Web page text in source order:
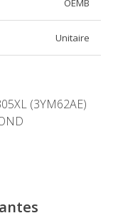
OEMB
Unitaire
(3YM62AE)